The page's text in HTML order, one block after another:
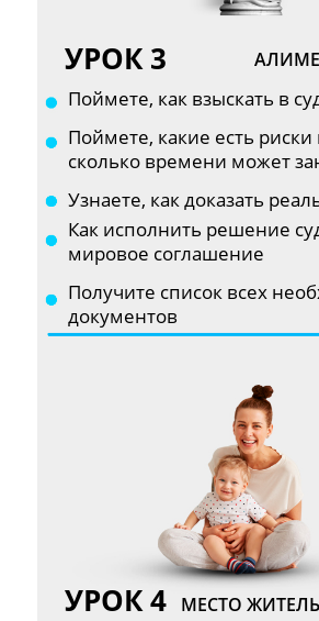
УРОК 3
Поймете, как взыскать в
Поймете, какие есть риски
сколько времени может
Узнаете, как доказать
Как исполнить решение
мировое соглашение
Получите список всех
документов
УРОК 4 МЕСТО